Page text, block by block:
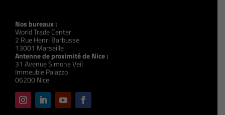
Nos bureaux :
World Trade Center
2 Rue Henri Barbusse
13001 Marseille
Antenne de proximité de Nice :
31 Avenue Simone Veil
Immeuble Palazzo
06200 Nice